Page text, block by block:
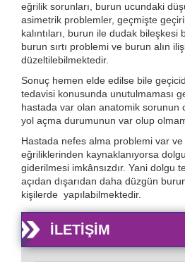
eğrilik sorunları, burun ucundaki
asimetrik problemler, geçmişte
kalıntıları, burun ile dudak bileşkesi
burun sırtı problemi ve burun alın
düzeltilebilmektedir.
Sonuç hemen elde edilse bile
tedavisi konusunda unutulmaması
hastada var olan anatomik sorunun
yol açma durumunun var olup
Hastada nefes alma problemi var
eğriliklerinden kaynaklanıyorsa
giderilmesi imkânsızdır. Yani dolgu
açıdan dışarıdan daha düzgün
kişilerde yapılabilmektedir.
İLETIŞIM